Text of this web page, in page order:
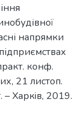
напрямки
конф.
21 листоп.
– Харкiв, 2019.